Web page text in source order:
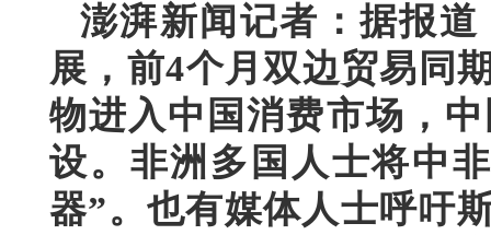
澎湃新闻记者：据报
展，前4个月双边贸易同
物进入中国消费市场，
设。非洲多国人士将中
器”。也有媒体人士呼吁